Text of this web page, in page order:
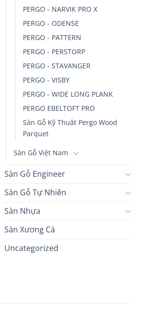
PERGO - NARVIK PRO X
PERGO - ODENSE
PERGO - PATTERN
PERGO - PERSTORP
PERGO - STAVANGER
PERGO - VISBY
PERGO - WIDE LONG PLANK
PERGO EBELTOFT PRO
Sàn Gỗ Kỹ Thuật Pergo Wood
Parquet
Sàn Gỗ Việt Nam
Sàn Gỗ Engineer
Sàn Gỗ Tự Nhiên
Sàn Nhựa
Sàn Xương Cá
Uncategorized